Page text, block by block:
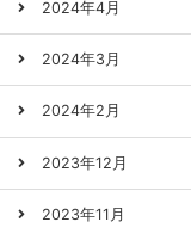
2024年4月
2024年3月
2024年2月
2023年12月
2023年11月